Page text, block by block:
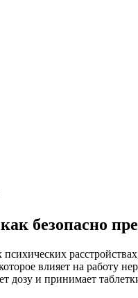
безопасно
влияет на работу
и принимает